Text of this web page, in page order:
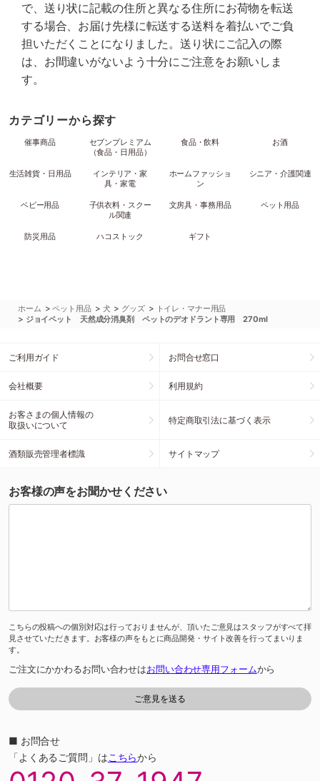
で、送り状に記載の住所と異なる住所にお荷物を転送
する場合、お届け先様に転送する送料を着払いでご負
担いただくことになりました。送り状にご記入の際
は、お間違いがないよう十分にご注意をお願いしま
す。
カテゴリーから探す
催事商品
セブンプレミアム
（食品・日用品）
食品・飲料 お酒
生活雑貨・日用品
インテリア・家
具・家電
ホームファッショ
ン
シニア・介護関連
ベビー用品
子供衣料・スクー
ル関連
文房具・事務用品 ペット用品
防災用品 ハコストック ギフト
ホーム >ペット用品 > 犬 > グッズ > トイレ・マナー用品
> ジョイペット 天然成分消臭剤 ペットのデオドラント専用 270ml
ご利用ガイド お問合せ窓口
会社概要 利用規約
お客さまの個人情報の
取扱いについて
特定商取引法に基づく表示
酒類販売管理者標識 サイトマップ
お客様の声をお聞かせください
こちらの投稿への個別対応は行っておりませんが、頂いたご意見はスタッフがすべて拝
見させていただきます。お客様の声をもとに商品開発・サイト改善を行ってまいりま
す。
ご注文にかかわるお問い合わせはお問い合わせ専用フォームから
■ お問合せ
「よくあるご質問」はこちらから